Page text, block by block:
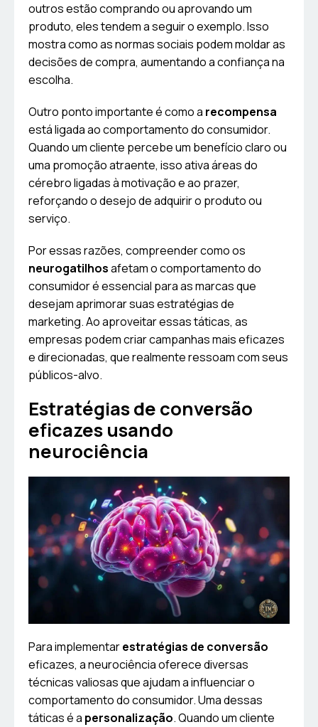
outros estão comprando ou aprovando um
produto, eles tendem a seguir o exemplo. Isso
mostra como as normas sociais podem moldar as
decisões de compra, aumentando a confiança na
escolha.
Outro ponto importante é como a recompensa
está ligada ao comportamento do consumidor.
Quando um cliente percebe um benefício claro ou
uma promoção atraente, isso ativa áreas do
cérebro ligadas à motivação e ao prazer,
reforçando o desejo de adquirir o produto ou
serviço.
Por essas razões, compreender como os
neurogatilhosafetam o comportamento do
consumidor é essencial para as marcas que
desejam aprimorar suas estratégias de
marketing. Ao aproveitar essas táticas, as
empresas podem criar campanhas mais eficazes
e direcionadas, que realmente ressoam com seus
públicos-alvo.
Estratégias de conversão
eficazes usando
neurociência
Para implementarestratégias de conversão
eficazes, a neurociência oferece diversas
técnicas valiosas que ajudam a influenciar o
comportamento do consumidor. Uma dessas
táticas é a personalização. Quando um cliente